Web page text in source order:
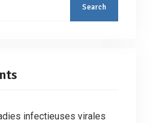
infectieuses virales